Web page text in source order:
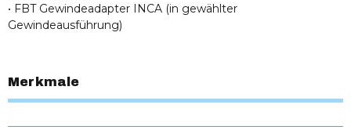
• FBT Gewindeadapter INCA (in gewählter
Gewindeausführung)
Merkmale